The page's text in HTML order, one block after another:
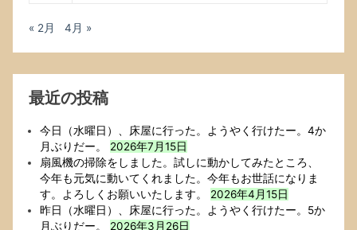
す
具
合
を
正
し
ま
し
た」
系
« 2月 4月 »
最近の投稿
今日（水曜日）、床屋に行った。ようやく行けたー。4か
月ぶりだー。
2026年7月15日
扇風機の掃除をしました。試しに動かしてみたところ、
今年も元気に動いてくれました。今年もお世話になりま
す。よろしくお願いいたします。
2026年4月15日
昨日（水曜日）、床屋に行った。ようやく行けたー。5か
月ぶりだー。
2026年3月26日